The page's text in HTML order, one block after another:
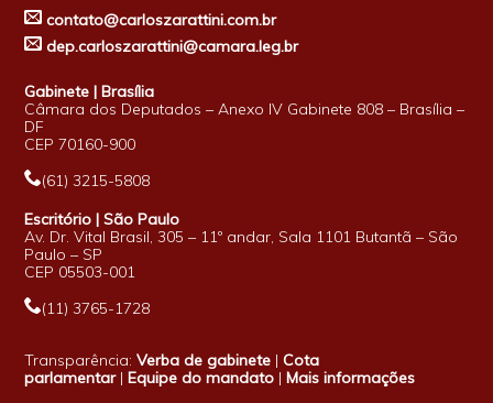
contato@carloszarattini.com.br
dep.carloszarattini@camara.leg.br
Gabinete | Brasília
Câmara dos Deputados – Anexo IV Gabinete 808 – Brasília –
DF
CEP 70160-900
(61) 3215-5808
Escritório | São Paulo
Av. Dr. Vital Brasil, 305 – 11º andar, Sala 1101 Butantã – São
Paulo – SP
CEP 05503-001
(11) 3765-1728
Transparência:Verba de gabinete |Cota
parlamentar|Equipe do mandato |Mais informações